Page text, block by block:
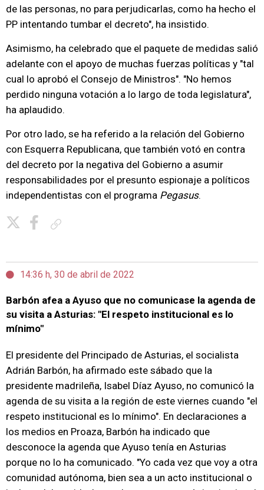
de las personas, no para perjudicarlas, como ha hecho el
PP intentando tumbar el decreto", ha insistido.
Asimismo, ha celebrado que el paquete de medidas salió
adelante con el apoyo de muchas fuerzas políticas y "tal
cual lo aprobó el Consejo de Ministros". "No hemos
perdido ninguna votación a lo largo de toda legislatura",
ha aplaudido.
Por otro lado, se ha referido a la relación del Gobierno
con Esquerra Republicana, que también votó en contra
del decreto por la negativa del Gobierno a asumir
responsabilidades por el presunto espionaje a políticos
independentistas con el programa Pegasus.
14:36 h, 30 de abril de 2022
Barbón afea a Ayuso que no comunicase la agenda de
su visita a Asturias: "El respeto institucional es lo
mínimo"
El presidente del Principado de Asturias, el socialista
Adrián Barbón, ha afirmado este sábado que la
presidente madrileña, Isabel Díaz Ayuso, no comunicó la
agenda de su visita a la región de este viernes cuando "el
respeto institucional es lo mínimo". En declaraciones a
los medios en Proaza, Barbón ha indicado que
desconoce la agenda que Ayuso tenía en Asturias
porque no lo ha comunicado. "Yo cada vez que voy a otra
comunidad autónoma, bien sea a un acto institucional o